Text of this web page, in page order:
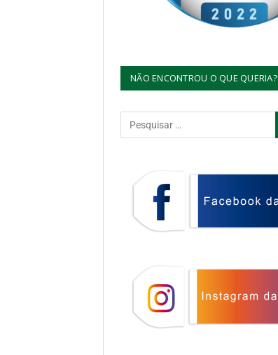
NÃO ENCONTROU O QUE QUERIA?